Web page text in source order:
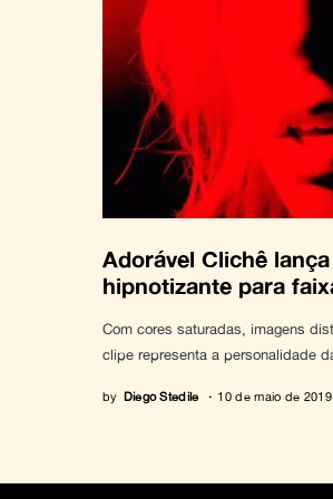
Adorável Clichê
hipnotizante para
Com cores saturadas, imagens
clipe representa a personalidade
by Diego Stedile 10 de maio de 2019